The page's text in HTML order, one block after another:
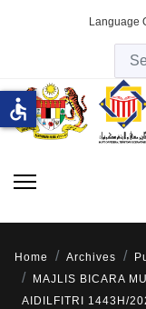
Language
Home Archives
MAJLIS BICARA
AIDILFITRI 1443H/
accessible